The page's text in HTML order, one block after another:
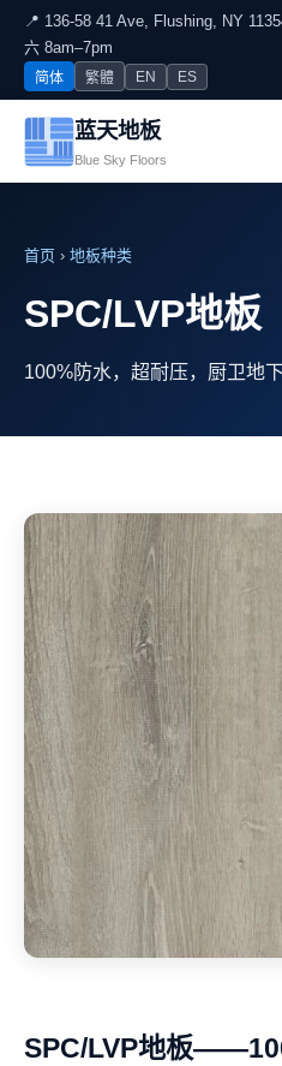
📍 136-58 41 Ave, Flushing, NY
六 8am–7pm
简体 繁體 EN ES
蓝天地板
Blue Sky Floors
首页 › 地板种类
SPC/LVP地板
100%防水，超耐压，厨卫地
SPC/LVP地板